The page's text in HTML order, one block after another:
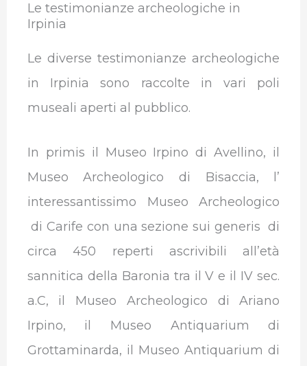
Le testimonianze archeologiche in
Irpinia
Le diverse testimonianze archeologiche
in Irpinia sono raccolte in vari poli
museali aperti al pubblico.
In primis il Museo Irpino di Avellino, il
Museo Archeologico di Bisaccia, l’
interessantissimo Museo Archeologico
di Carife con una sezione sui generis di
circa 450 reperti ascrivibili all’età
sannitica della Baronia tra il V e il IV sec.
a.C, il Museo Archeologico di Ariano
Irpino, il Museo Antiquarium di
Grottaminarda, il Museo Antiquarium di